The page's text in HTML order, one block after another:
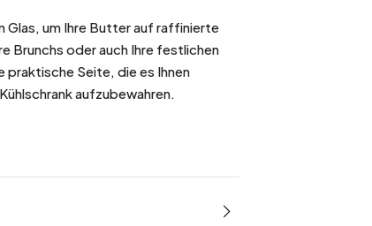
um Ihre Butter auf raffinierte
Brunchs oder auch Ihre festlichen
praktische Seite, die es Ihnen
aufzubewahren.